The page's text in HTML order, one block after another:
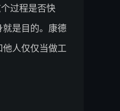
过程是否快
是目的。康德
人仅仅当做工